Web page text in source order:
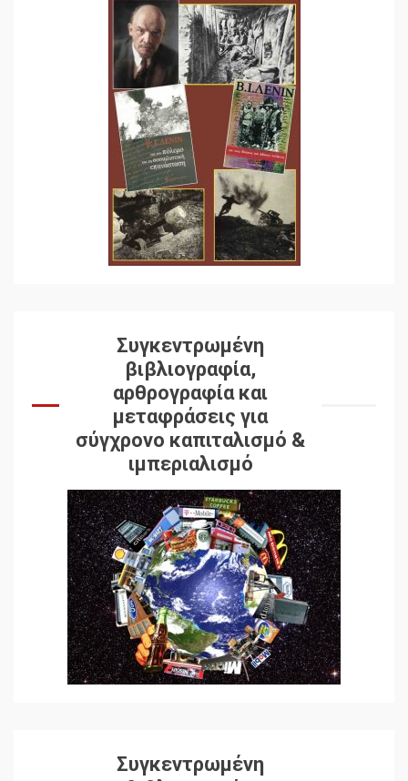
Συγκεντρωμένη
βιβλιογραφία,
αρθρογραφία και
μεταφράσεις για
σύγχρονο καπιταλισμό &
ιμπεριαλισμό
Συγκεντρωμένη
ληστεία και ο έλεγχος των